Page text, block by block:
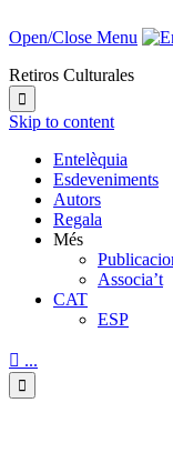
Open/Close Menu
Retiros Culturales

Skip to content
Entelèquia
Esdeveniments
Autors
Regala
Més
Associa’t
CAT
ESP
 ...
